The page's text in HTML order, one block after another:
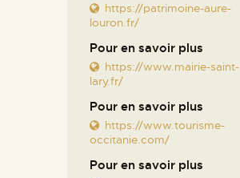
https://patrimoine-aure-
louron.fr/
Pour en savoir plus
https://www.mairie-saint-
lary.fr/
Pour en savoir plus
https://www.tourisme-
occitanie.com/
Pour en savoir plus